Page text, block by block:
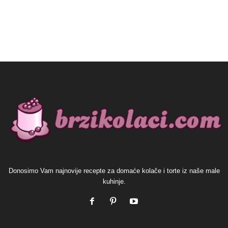
Donosimo Vam najnovije recepte za domaće kolače i torte iz naše male
kuhinje.